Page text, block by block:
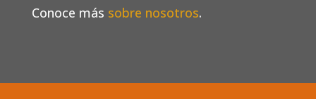
Conoce más sobre nosotros.